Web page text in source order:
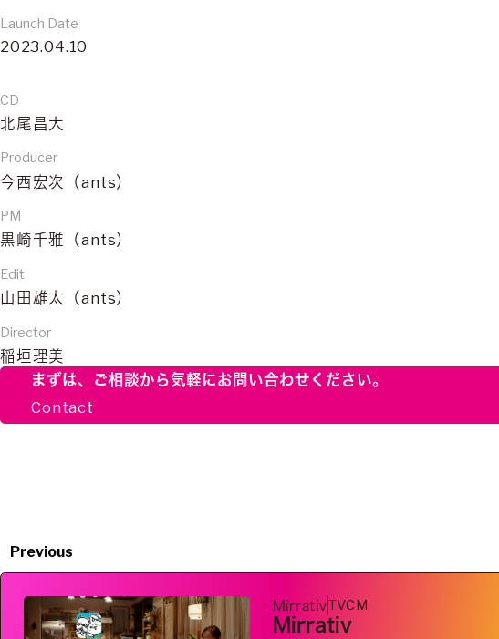
Launch Date
2023.04.10
CD
北尾昌大
Producer
今西宏次（ants）
PM
黒崎千雅（ants）
Edit
山田雄太（ants）
Director
稲垣理美
まずは、ご相談から気軽にお問い合わせください。
Contact
Previous
MirrativTVCM
Mirrativ